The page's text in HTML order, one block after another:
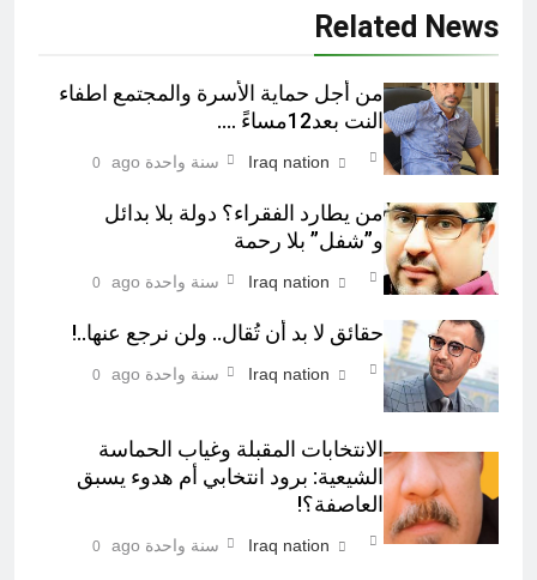
Related News
من أجل حماية الأسرة والمجتمع اطفاء
النت بعد12مساءً ….
Iraq nation سنة واحدة ago 0
من يطارد الفقراء؟ دولة بلا بدائل
و”شفل” بلا رحمة
Iraq nation سنة واحدة ago 0
حقائق لا بد أن تُقال.. ولن نرجع عنها..!
Iraq nation سنة واحدة ago 0
الانتخابات المقبلة وغياب الحماسة
الشيعية: برود انتخابي أم هدوء يسبق
العاصفة؟!
Iraq nation سنة واحدة ago 0